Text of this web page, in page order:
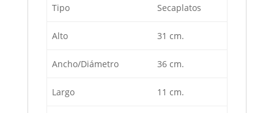
Tipo Secaplatos
Alto 31 cm.
Ancho/Diámetro 36 cm.
Largo 11 cm.